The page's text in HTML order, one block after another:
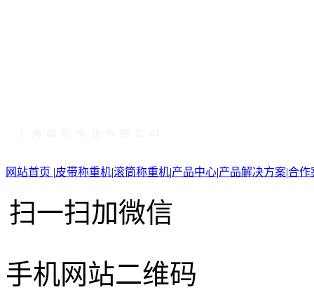
网站首页 |皮带称重机|滚筒称重机|产品中心|产品解决方案|合作
扫一扫加微信
手机网站二维码